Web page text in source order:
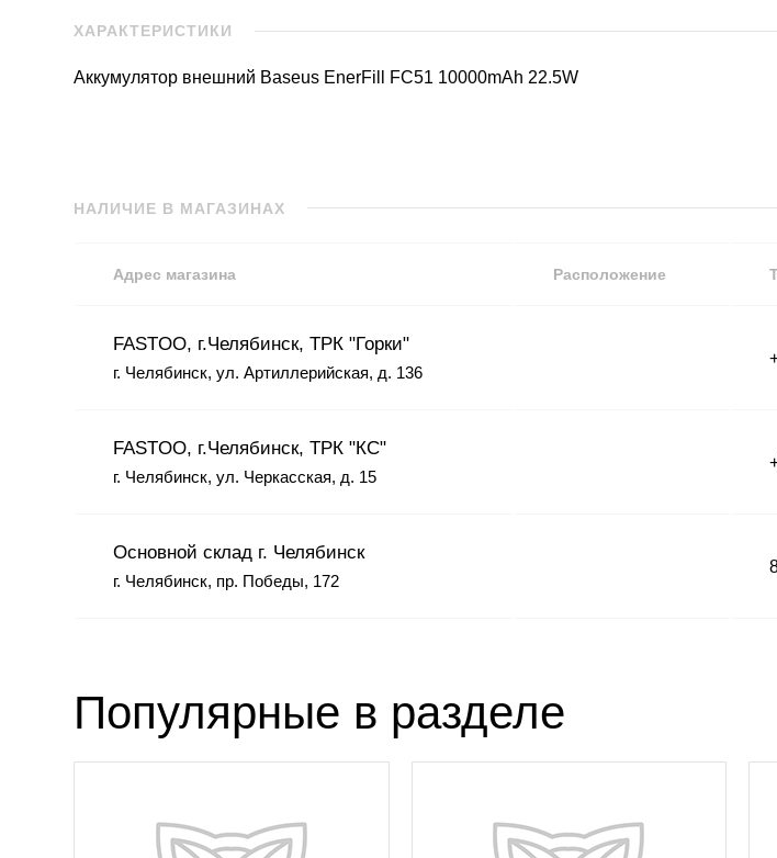
ХАРАКТЕРИСТИКИ
Аккумулятор внешний Baseus EnerFill FC51 10000mAh 22.5W
НАЛИЧИЕ В МАГАЗИНАХ
Адрес магазина Расположение
FASTOO, г.Челябинск, ТРК "Горки"
г. Челябинск, ул. Артиллерийская, д. 136
FASTOO, г.Челябинск, ТРК "КС"
г. Челябинск, ул. Черкасская, д. 15
Основной склад г. Челябинск
г. Челябинск, пр. Победы, 172
Популярные в разделе